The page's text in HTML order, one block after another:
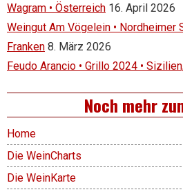
Wagram • Österreich 16. April 2026
Weingut Am Vögelein • Nordheimer
Franken 8. März 2026
Feudo Arancio • Grillo 2024 •
Noch mehr
Home
Die WeinCharts
Die WeinKarte